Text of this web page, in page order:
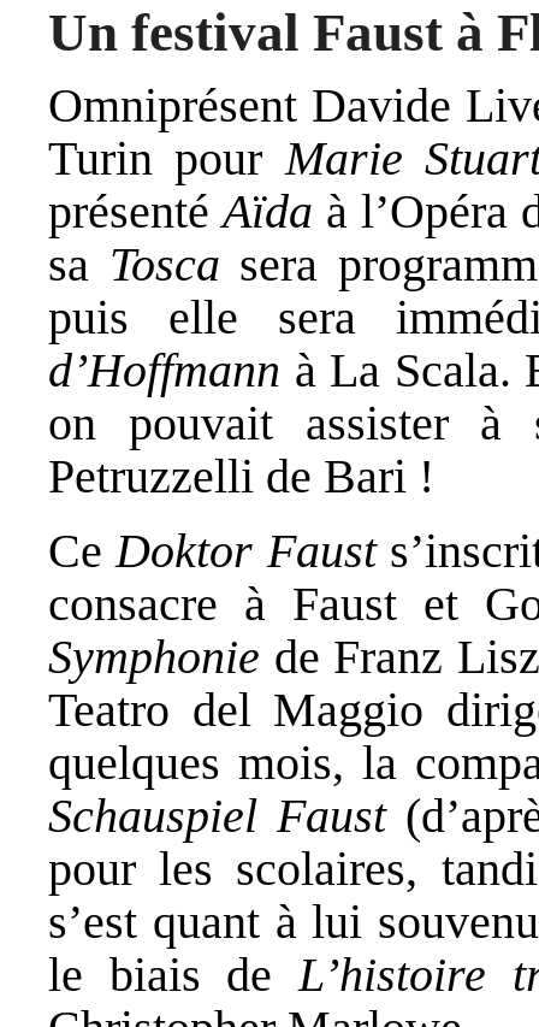
Un festival Faust à
Omniprésent Davide
Turin pour Marie
présentéAïda à l’Opéra
sa Tosca sera
puis elle sera
d’Hoffmann à La Scala.
on pouvait assister
Petruzzelli de Bari !
CeDoktor Faust
consacre à Faust et
Symphonie de Franz
Teatro del Maggio
quelques mois, la
Schauspiel Faust
pour les scolaires,
s’est quant à lui
le biais de L’histoire